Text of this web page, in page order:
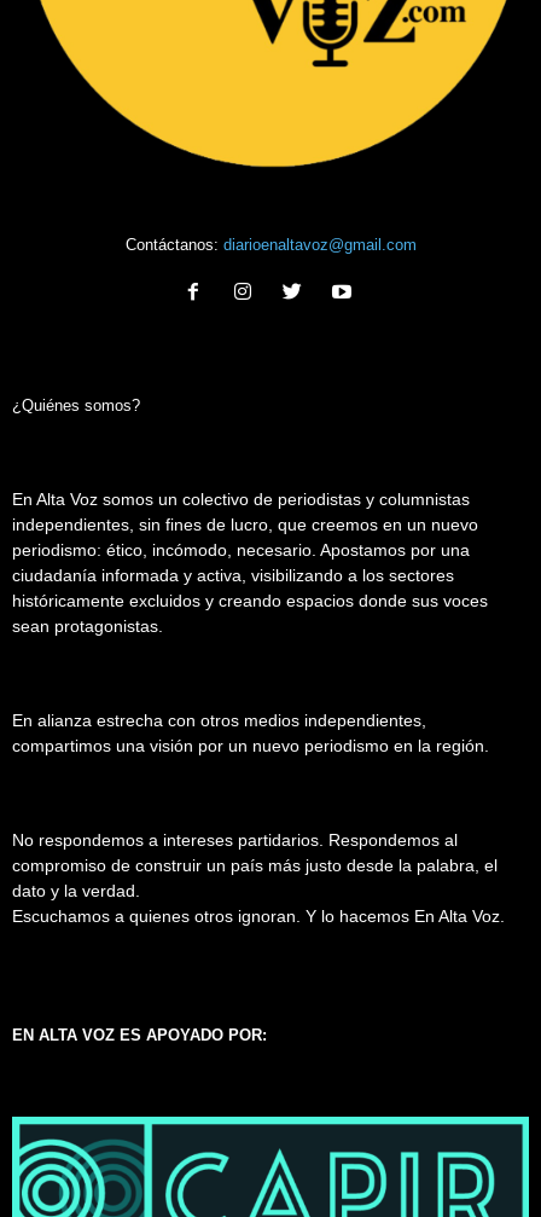
Contáctanos: diarioenaltavoz@gmail.com
¿Quiénes somos?
En Alta Voz somos un colectivo de periodistas y columnistas
independientes, sin fines de lucro, que creemos en un nuevo
periodismo: ético, incómodo, necesario. Apostamos por una
ciudadanía informada y activa, visibilizando a los sectores
históricamente excluidos y creando espacios donde sus voces
sean protagonistas.
En alianza estrecha con otros medios independientes,
compartimos una visión por un nuevo periodismo en la región.
No respondemos a intereses partidarios. Respondemos al
compromiso de construir un país más justo desde la palabra, el
dato y la verdad.
Escuchamos a quienes otros ignoran. Y lo hacemos En Alta Voz.
EN ALTA VOZ ES APOYADO POR: